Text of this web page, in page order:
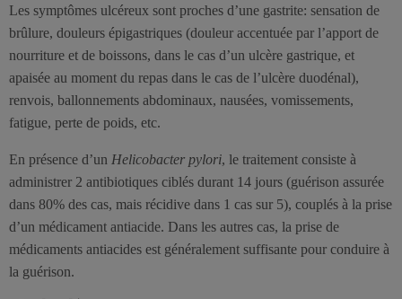
Les symptômes ulcéreux sont proches d’une gastrite: sensation de
brûlure, douleurs épigastriques (douleur accentuée par l’apport de
nourriture et de boissons, dans le cas d’un ulcère gastrique, et
apaisée au moment du repas dans le cas de l’ulcère duodénal),
renvois, ballonnements abdominaux, nausées, vomissements,
fatigue, perte de poids, etc.
En présence d’un Helicobacter pylori, le traitement consiste à
administrer 2 antibiotiques ciblés durant 14 jours (guérison assurée
dans 80% des cas, mais récidive dans 1 cas sur 5), couplés à la prise
d’un médicament antiacide. Dans les autres cas, la prise de
médicaments antiacides est généralement suffisante pour conduire à
la guérison.